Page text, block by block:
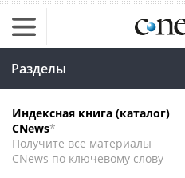
Разделы
Индексная книга (каталог)
CNews*
Получите все материалы
CNews по ключевому слову